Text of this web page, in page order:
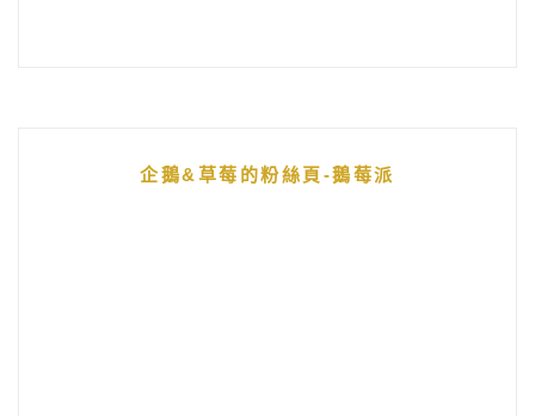
企鵝&草莓的粉絲頁-鵝莓派